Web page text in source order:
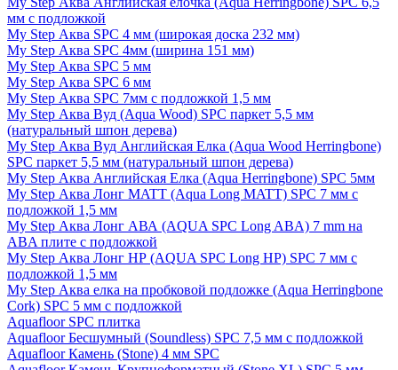
мм с подложкой
My Step Аква SPC 4 мм (широкая доска 232 мм)
My Step Аква SPC 4мм (ширина 151 мм)
My Step Аква SPC 5 мм
My Step Аква SPC 6 мм
My Step Аква SPC 7мм c подложкой 1,5 мм
My Step Аква Вуд (Aqua Wood) SPC паркет 5,5 мм
(натуральный шпон дерева)
My Step Аква Вуд Английская Елка (Aqua Wood Herringbone)
SPC паркет 5,5 мм (натуральный шпон дерева)
My Step Аква Английская Елка (Aqua Herringbone) SPC 5мм
My Step Аква Лонг MATT (Aqua Long MATT) SPC 7 мм с
подложкой 1,5 мм
My Step Аква Лонг АВА (AQUA SPC Long ABA) 7 mm на
ABA плите с подложкой
My Step Аква Лонг НР (AQUA SPC Long HP) SPC 7 мм с
подложкой 1,5 мм
My Step Аква елка на пробковой подложке (Aqua Herringbone
Cork) SPC 5 мм с подложкой
Aquafloor SPC плитка
Aquafloor Бесшумный (Soundless) SPC 7,5 мм с подложкой
Aquafloor Камень (Stone) 4 мм SPC